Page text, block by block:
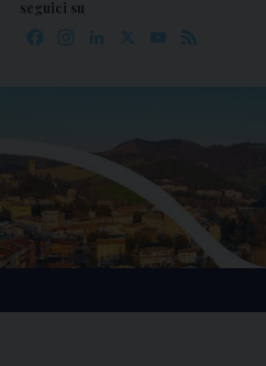
seguici su
Facebook
Instagram
LinkedIn YouTube